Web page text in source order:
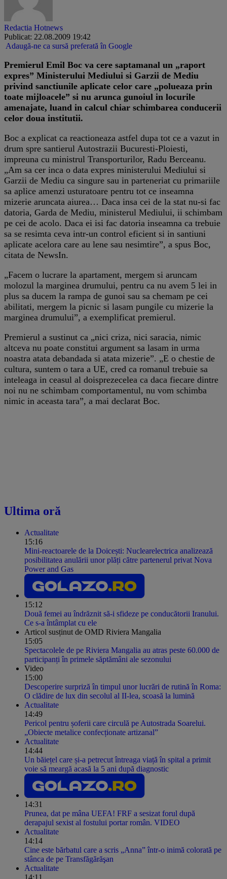
Redactia Hotnews
Publicat: 22.08.2009 19:42
Adaugă-ne ca sursă preferată în Google
Premierul Emil Boc va cere saptamanal un „raport
expres” Ministerului Mediului si Garzii de Mediu
privind sanctiunile aplicate celor care „polueaza prin
toate mijloacele” si nu arunca gunoiul in locurile
amenajate, luand in calcul chiar schimbarea conducerii
celor doua institutii.
Boc a explicat ca reactioneaza astfel dupa tot ce a vazut in
drum spre santierul Autostrazii Bucuresti-Ploiesti,
impreuna cu ministrul Transporturilor, Radu Berceanu.
„Am sa cer inca o data expres ministerului Mediului si
Garzii de Mediu ca singure sau in parteneriat cu primariile
sa aplice amenzi usturatoare pentru tot ce inseamna
mizerie aruncata aiurea… Daca insa cei de la stat nu-si fac
datoria, Garda de Mediu, ministerul Mediului, ii schimbam
pe cei de acolo. Daca ei isi fac datoria inseamna ca trebuie
sa se resimta ceva intr-un control eficient si in santiuni
aplicate acelora care au lene sau nesimtire”, a spus Boc,
citata de NewsIn.
„Facem o lucrare la apartament, mergem si aruncam
molozul la marginea drumului, pentru ca nu avem 5 lei in
plus sa ducem la rampa de gunoi sau sa chemam pe cei
abilitati, mergem la picnic si lasam pungile cu mizerie la
marginea drumului”, a exemplificat premierul.
Premierul a sustinut ca „nici criza, nici saracia, nimic
altceva nu poate constitui argument sa lasam in urma
noastra atata debandada si atata mizerie”. „E o chestie de
cultura, suntem o tara a UE, cred ca romanul trebuie sa
inteleaga in ceasul al doisprezecelea ca daca fiecare dintre
noi nu ne schimbam comportamentul, nu vom schimba
nimic in aceasta tara”, a mai declarat Boc.
Ultima oră
Actualitate
15:16
Mini-reactoarele de la Doicești: Nuclearelectrica analizează
posibilitatea anulării unor plăți către partenerul privat Nova
Power and Gas
15:12
Două femei au îndrăznit să-i sfideze pe conducătorii Iranului.
Ce s-a întâmplat cu ele
Articol susținut de OMD Riviera Mangalia
15:05
Spectacolele de pe Riviera Mangalia au atras peste 60.000 de
participanți în primele săptămâni ale sezonului
Video
15:00
Descoperire surpriză în timpul unor lucrări de rutină în Roma:
O clădire de lux din secolul al II-lea, scoasă la lumină
Actualitate
14:49
Pericol pentru șoferii care circulă pe Autostrada Soarelui.
„Obiecte metalice confecționate artizanal”
Actualitate
14:44
Un băiețel care și-a petrecut întreaga viață în spital a primit
voie să meargă acasă la 5 ani după diagnostic
14:31
Prunea, dat pe mâna UEFA! FRF a sesizat forul după
derapajul sexist al fostului portar român. VIDEO
Actualitate
14:14
Cine este bărbatul care a scris „Anna” într-o inimă colorată pe
stânca de pe Transfăgărăşan
Actualitate
14:11